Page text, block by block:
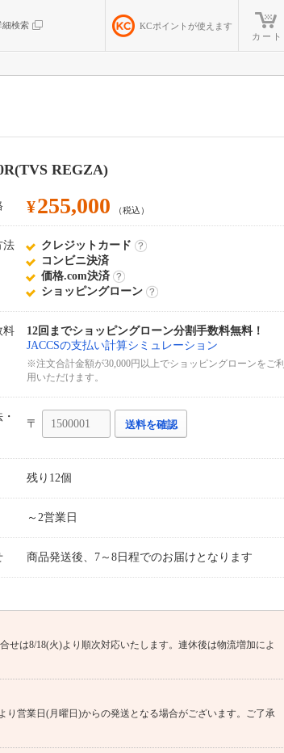
細検索 KCポイントが使えます
カート
REGZA)
¥255,000 （税込）
法
クレジットカード
コンビニ決済
価格.com決済
詳
ショッピングローン
料
12回までショッピングローン分割手数料無料！
JACCSの支払い計算シミュレーション
※注文合計金額が30,000円以上でショッピングローンをご利
用いただけます。
〒 送料を確認
残り12個
～2営業日
商品発送後、7～8日程でのお届けとなります
せは8/18(火)より順次対応いたします。連休後は物流増加によ
営業日(月曜日)からの発送となる場合がございます。ご了承